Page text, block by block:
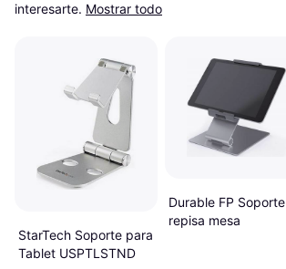
interesarte. Mostrar todo
StarTech Soporte para
Tablet USPTLSTND
Durable FP Soporte
repisa mesa